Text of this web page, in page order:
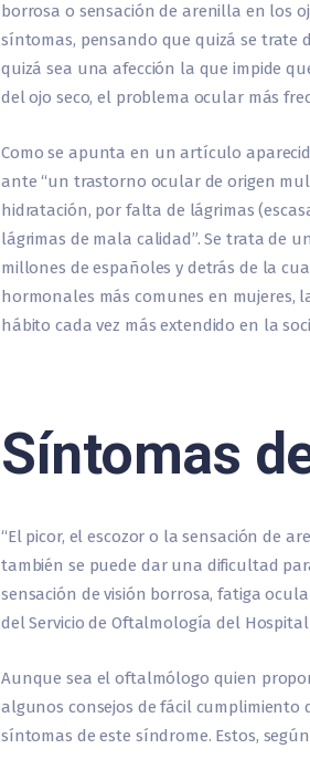
borrosa o sensación de arenilla en los
síntomas, pensando que quizá se trate
quizá sea una afección la que impide
del ojo seco, el problema ocular más
Como se apunta en un artículo
ante “un trastorno ocular de origen
hidratación, por falta de lágrimas
lágrimas de mala calidad”. Se trata de
millones de españoles y detrás de la
hormonales más comunes en mujeres,
hábito cada vez más extendido en la
Síntomas
“El picor, el escozor o la sensación de
también se puede dar una dificultad
sensación de visión borrosa, fatiga
del Servicio de Oftalmología del
Aunque sea el oftalmólogo quien
algunos consejos de fácil cumplimiento
síntomas de este síndrome. Estos,